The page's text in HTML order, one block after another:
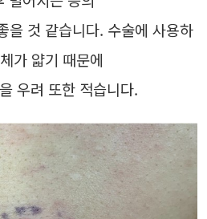
을 것 같습니다. 수술에 사용하
가 얇기 때문에
우려 또한 적습니다.